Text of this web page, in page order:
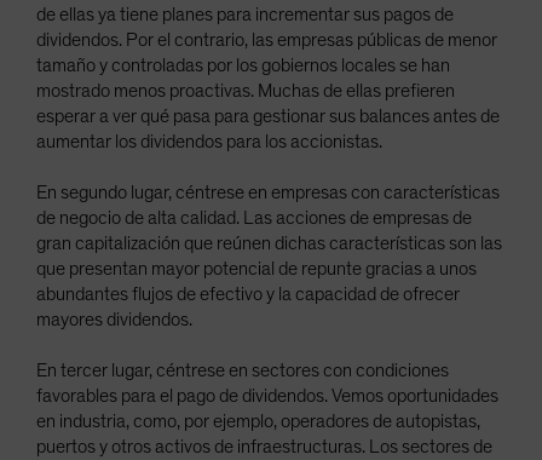
de ellas ya tiene planes para incrementar sus pagos de
dividendos. Por el contrario, las empresas públicas de menor
tamaño y controladas por los gobiernos locales se han
mostrado menos proactivas. Muchas de ellas prefieren
esperar a ver qué pasa para gestionar sus balances antes de
aumentar los dividendos para los accionistas.
En segundo lugar, céntrese en empresas con características
de negocio de alta calidad. Las acciones de empresas de
gran capitalización que reúnen dichas características son las
que presentan mayor potencial de repunte gracias a unos
abundantes flujos de efectivo y la capacidad de ofrecer
mayores dividendos.
En tercer lugar, céntrese en sectores con condiciones
favorables para el pago de dividendos. Vemos oportunidades
en industria, como, por ejemplo, operadores de autopistas,
puertos y otros activos de infraestructuras. Los sectores de